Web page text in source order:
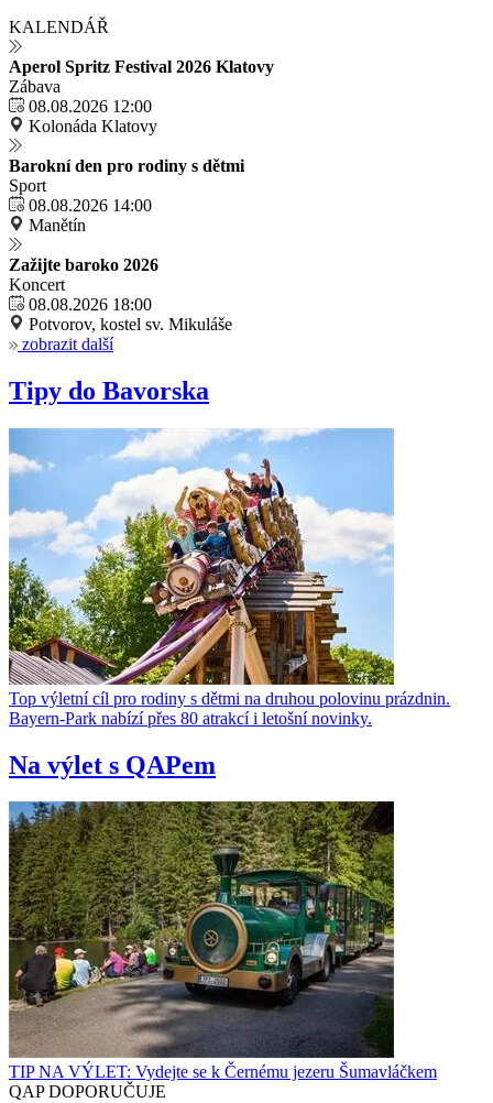
KALENDÁŘ
Aperol Spritz Festival 2026 Klatovy
Zábava
08.08.2026 12:00
Kolonáda Klatovy
Barokní den pro rodiny s dětmi
Sport
08.08.2026 14:00
Manětín
Zažijte baroko 2026
Koncert
08.08.2026 18:00
Potvorov, kostel sv. Mikuláše
zobrazit další
Tipy do Bavorska
Top výletní cíl pro rodiny s dětmi na druhou polovinu prázdnin.
Bayern-Park nabízí přes 80 atrakcí i letošní novinky.
Na výlet s QAPem
TIP NA VÝLET: Vydejte se k Černému jezeru Šumavláčkem
QAP DOPORUČUJE